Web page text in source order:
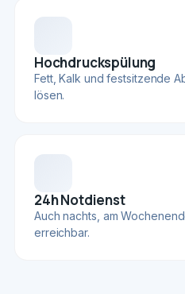
Hochdruckspülung
Fett, Kalk und festsitzende
lösen.
24h Notdienst
Auch nachts, am
erreichbar.